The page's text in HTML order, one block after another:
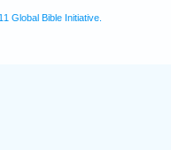
Global Bible Initiative.